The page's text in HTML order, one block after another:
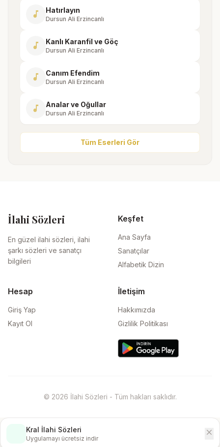
music_note Hatırlayın
Dursun Ali Erzincanlı
music_note Kanlı Karanfil ve Göç
Dursun Ali Erzincanlı
music_note Canım Efendim
Dursun Ali Erzincanlı
music_note Analar ve Oğullar
Dursun Ali Erzincanlı
Tüm Eserleri Gör
İlahi Sözleri
En güzel ilahi sözleri, ilahi
şarkı sözleri ve sanatçı
bilgileri
Keşfet
Ana Sayfa
Sanatçılar
Alfabetik Dizin
Hesap
Giriş Yap
Kayıt Ol
İletişim
Hakkımızda
Gizlilik Politikası
© 2026 İlahi Sözleri - Tüm hakları saklıdır.
Kral İlahi Sözleri
Uygulamayı ücretsiz indir
close